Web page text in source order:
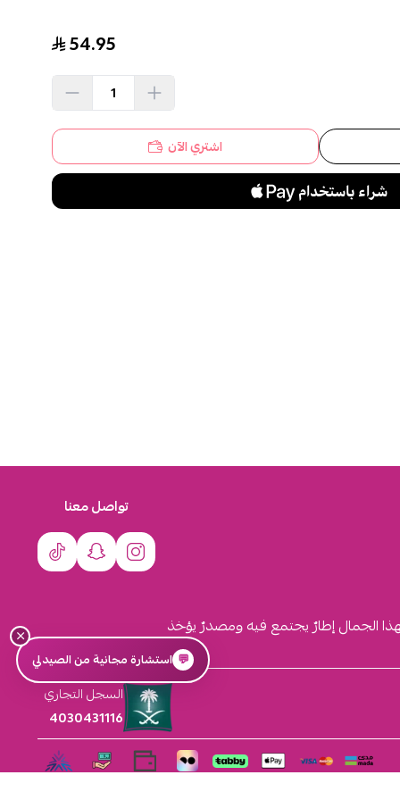
54.95
اشتري الآن
الجمال إطارٌ يجتمع فيه ومصدرٌ يؤخذ
تواصل معنا
السجل التجاري
4030431116
×
💬 استشارة مجانية من الصيدلي